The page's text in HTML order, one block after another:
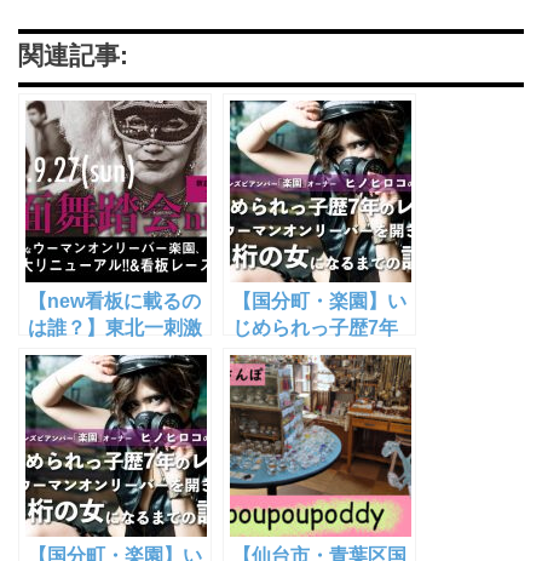
関連記事:
【new看板に載るの
は誰？】東北一刺激
的なウーマンオンリ
ーバー楽園・ 移転拡
大リニューアル記念
&看板レース勃発!?
絶対に何かが起きる
夜♡「仮面舞踏会
night」【仙台市青
葉区・国分町】
【国分町・楽園】い
じめられっ子歴7年
のレズがウーマンオ
ンリーバーを開き3
桁の女になるまでの
話 #1【ヒノヒロコ】
【国分町・楽園】い 【仙台市・青葉区国